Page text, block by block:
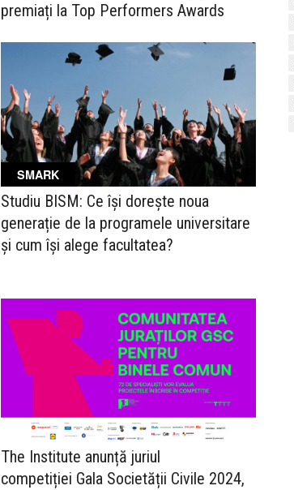
premiați la Top Performers Awards
SMARK
Studiu BISM: Ce își dorește noua
generație de la programele universitare
și cum își alege facultatea?
The Institute anunță juriul
competiției Gala Societății Civile 2024,